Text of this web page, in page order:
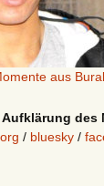
aus
des
/ bluesky /